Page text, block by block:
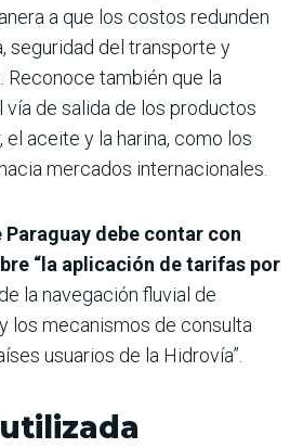
a que los costos redunden
seguridad del transporte y
también que la
vía de salida de los productos
aceite y la harina, como los
mercados internacionales.
Paraguay debe contar con
“la aplicación de tarifas por
la navegación fluvial de
los mecanismos de consulta
usuarios de la Hidrovía”.